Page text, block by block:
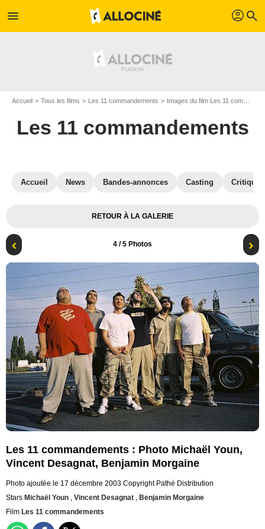
menu profil search
Accueil Tous les films Les 11 commandements Images du film Les 11 commandements
Les 11 commandements
Accueil News Bandes-annonces Casting
RETOUR À LA GALERIE
4 / 5 Photos
Les 11 commandements : Photo Michaël Youn,
Vincent Desagnat, Benjamin Morgaine
Photo ajoutée le 17 décembre 2003 Copyright Pathé Distribution
Stars Michaël Youn , Vincent Desagnat , Benjamin Morgaine
Film Les 11 commandements